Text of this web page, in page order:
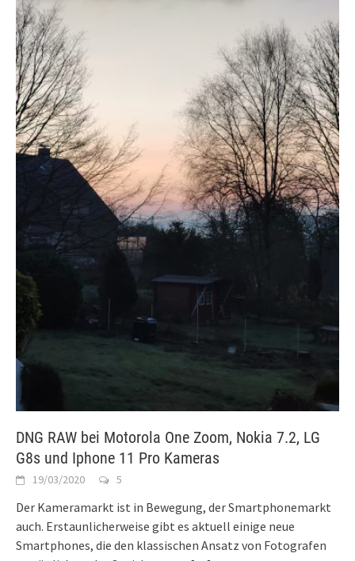
DNG RAW bei Motorola One Zoom, Nokia 7.2, LG
G8s und Iphone 11 Pro Kameras
19/03/2020 5
Der Kameramarkt ist in Bewegung, der Smartphonemarkt
auch. Erstaunlicherweise gibt es aktuell einige neue
Smartphones, die den klassischen Ansatz von Fotografen